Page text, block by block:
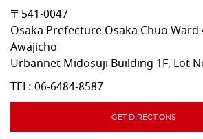
〒541-0047
Osaka Prefecture Osaka Chuo Ward
Awajicho
Urbannet Midosuji Building 1F, Lot
TEL: 06-6484-8587
GET DIRECTIONS